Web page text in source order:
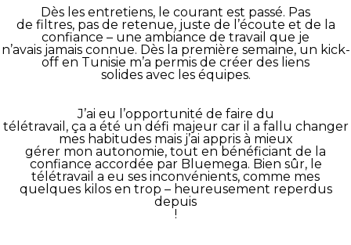
Dès les entretiens, le courant est passé. Pas
de filtres, pas de retenue, juste de l’écoute et de la
confiance – une ambiance de travail que je
n’avais jamais connue. Dès la première semaine, un kick-
off en Tunisie m’a permis de créer des liens
solides avec les équipes.
J’ai eu l’opportunité de faire du
télétravail, ça a été un défi majeur car il a fallu changer
mes habitudes mais j’ai appris à mieux
gérer mon autonomie, tout en bénéficiant de la
confiance accordée par Bluemega. Bien sûr, le
télétravail a eu ses inconvénients, comme mes
quelques kilos en trop – heureusement reperdus
depuis
!